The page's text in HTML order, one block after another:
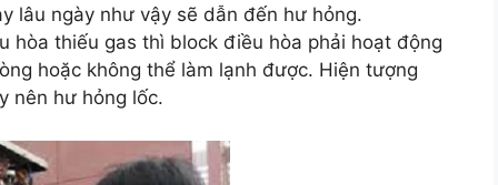
lâu ngày như vậy sẽ dẫn đến hư hỏng.
hòa thiếu gas thì block điều hòa phải hoạt động
hoặc không thể làm lạnh được. Hiện tượng
nên hư hỏng lốc.